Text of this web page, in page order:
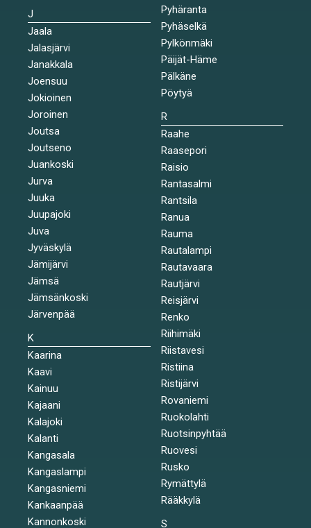
J
Jaala
Jalasjärvi
Janakkala
Joensuu
Jokioinen
Joroinen
Joutsa
Joutseno
Juankoski
Jurva
Juuka
Juupajoki
Juva
Jyväskylä
Jämijärvi
Jämsä
Jämsänkoski
Järvenpää
K
Kaarina
Kaavi
Kainuu
Kajaani
Kalajoki
Kalanti
Kangasala
Kangaslampi
Kangasniemi
Kankaanpää
Kannonkoski
Pyhäranta
Pyhäselkä
Pylkönmäki
Päijät-Häme
Pälkäne
Pöytyä
R
Raahe
Raasepori
Raisio
Rantasalmi
Rantsila
Ranua
Rauma
Rautalampi
Rautavaara
Rautjärvi
Reisjärvi
Renko
Riihimäki
Riistavesi
Ristiina
Ristijärvi
Rovaniemi
Ruokolahti
Ruotsinpyhtää
Ruovesi
Rusko
Rymättylä
Rääkkylä
S